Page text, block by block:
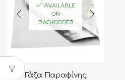
AVAILABLE
ON
BACKORDER
Γάζα Παραφίνης